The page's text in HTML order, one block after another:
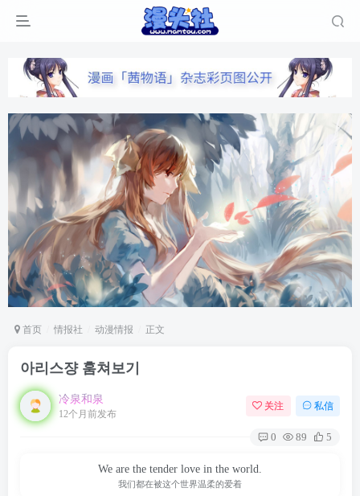
首页 情报社 动漫情报 正文
아리스쟝 훔쳐보기
冷泉和泉
12个月前发布
关注 私信
0 89 5
We are the tender love in the world.
我们都在被这个世界温柔的爱着